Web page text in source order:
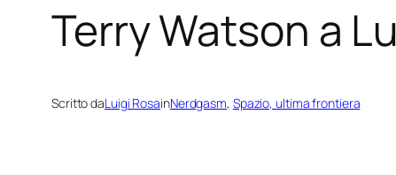
Terry Watson a
Scritto daLuigi RosainNerdgasm, Spazio, ultima frontiera